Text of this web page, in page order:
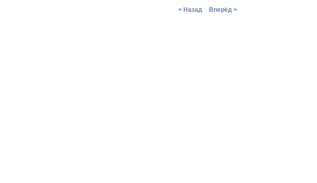
< Назад Вперёд >